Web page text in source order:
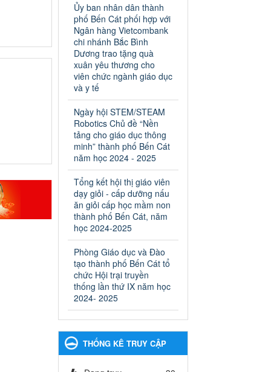
Ngày ban hành: 13/03/2025
Kế hoạch Phổ biến, giáo
dục pháp luật năm 2025 của
ngành Giáo dục và Đào tạo
thành phố Bến Cát
Kế hoạch Phổ biến, giáo dục
pháp luật năm 2025 của
ngành Giáo dục và Đào tạo
thành phố Bến Cát
Ngày ban hành: 28/02/2025
Quyết định công bố thủ tục
hành chính bị bãi bỏ trong
lĩnh vực giáo dục đào tạo
thuộc hệ giáo dục quốc
dân và cơ sở giáo dục khác
thuộc thẩm quyền giải
quyết của Sở Giáo dục và
Đào tạo, Ủy ban nhân dân
cấp huyện
Quyết định công bố thủ tục
hành chính bị bãi bỏ trong lĩnh
vực giáo dục đào tạo thuộc hệ
giáo dục quốc dân và cơ sở
giáo dục khác thuộc thẩm
quyền giải quyết của Sở Giáo
dục và Đào tạo, Ủy ban nhân
dân cấp huyện
Ủy ban nhân dân thành
phố Bến Cát phối hợp với
Ngân hàng Vietcombank
chi nhánh Bắc Bình
Dương trao tặng quà
xuân yêu thương cho
viên chức ngành giáo dục
và y tế
Ngày hội STEM/STEAM
Robotics Chủ đề “Nền
tảng cho giáo dục thông
minh” thành phố Bến Cát
năm học 2024 - 2025
Tổng kết hội thị giáo viên
dạy giỏi - cấp dưỡng nấu
ăn giỏi cấp học mầm non
thành phố Bến Cát, năm
học 2024-2025
Phòng Giáo dục và Đào
tạo thành phố Bến Cát tổ
chức Hội trại truyền
thống lần thứ IX năm học
2024- 2025
THỐNG KÊ TRUY CẬP